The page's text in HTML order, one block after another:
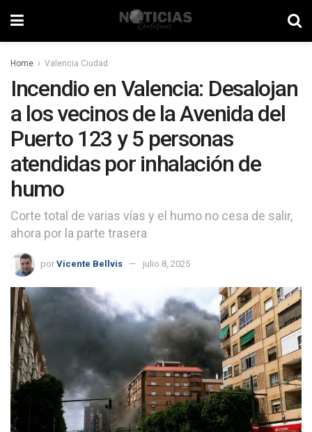
Home Valencia Ciudad
Incendio en Valencia: Desalojan
a los vecinos de la Avenida del
Puerto 123 y 5 personas
atendidas por inhalación de
humo
Corte total de varias vías y el humo no cesa de salir,
ahora por la parte trasera
por Vicente Bellvis julio 8, 2025